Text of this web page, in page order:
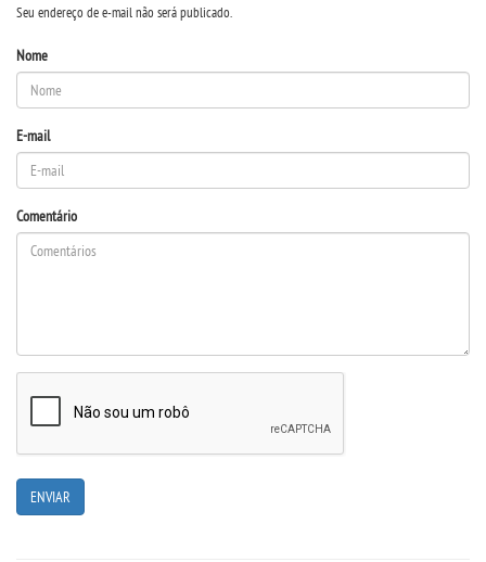
PORTAL DE ALUNOS
CONTATO
IMPRENSA
Seu endereço de e-mail não será publicado.
Nome
E-mail
Comentário